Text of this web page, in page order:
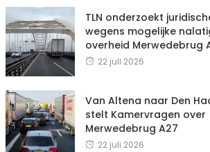
TLN onderzoekt
wegens mogelijke
overheid Merwedebrug
22 juli 2026
Van Altena naar Den
stelt Kamervragen over
Merwedebrug A27
22 juli 2026